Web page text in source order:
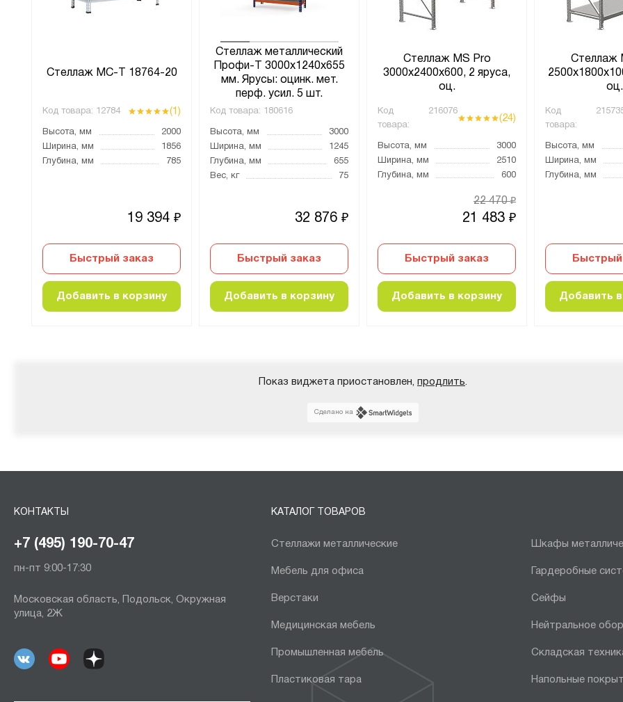
Стеллаж МС-Т 18764-20
Код товара: 12784 (1)
Высота, мм
2000
Ширина, мм
1856
Глубина, мм
785
19 394 ₽
Быстрый заказ
Добавить в корзину
Стеллаж металлический
Профи-Т 3000x1240x655
мм. Ярусы: оцинк. мет.
перф. усил. 5 шт.
Код товара: 180616
Высота, мм
3000
Ширина, мм
1245
Глубина, мм
655
Вес, кг
75
32 876 ₽
Быстрый заказ
Добавить в корзину
Стеллаж MS Pro
3000х2400х600, 2 яруса,
оц.
Код
товара:
216076
(24)
Высота, мм
3000
Ширина, мм
2510
Глубина, мм
600
21 483 ₽
22 470₽
Быстрый заказ
Добавить в корзину
Стеллаж
оц.
Код
товара:
Высота, мм
Ширина, мм
Глубина, мм
Быстрый
Добавить
Показ виджета приостановлен, продлить
Сделано на
КОНТАКТЫ
+7 (495) 190-70-47
пн-пт 9:00-17:30
Московская область, Подольск, Окружная
улица, 2Ж
КАТАЛОГ ТОВАРОВ
Стеллажи металлические Шкафы
Мебель для офиса Гардеробные
Верстаки Сейфы
Медицинская мебель Нейтральное
Промышленная мебель Складская
Пластиковая тара Напольные